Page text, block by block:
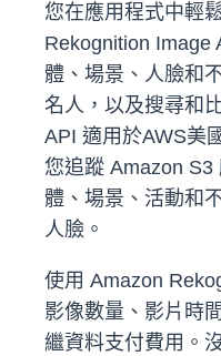
您在應用程式中輕
Rekognition Image
體、場景、人臉和
名人，以及搜尋和
API 適用於AWS美
您追蹤 Amazon S3
體、場景、活動和
人臉。
使用 Amazon
影像數量、影片時
繼資料支付費用。